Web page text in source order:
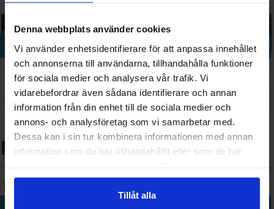
Denna webbplats använder cookies
Vi använder enhetsidentifierare för att anpassa innehållet
och annonserna till användarna, tillhandahålla funktioner
för sociala medier och analysera vår trafik. Vi
vidarebefordrar även sådana identifierare och annan
information från din enhet till de sociala medier och
annons- och analysföretag som vi samarbetar med.
Dessa kan i sin tur kombinera informationen med annan
information som du har tillhandahållit eller som de har
Tillåt alla
Köp
Sleeves
Matte
Non-Glare
Blue
128 SEK I lager:16
Köp
Standard
Card Game
Value Pack
66x91
x200
149 SEK I lager: 6
Köp
Vallejo
True
Metallic
Starter Set
734 SEK I lager: 2
Köp
Disney
Lorcana
Fabled
Portfolio
426 SEK I lager:
Köp
Pokemon
Pitch Black
1 099 SEK
Populär nu